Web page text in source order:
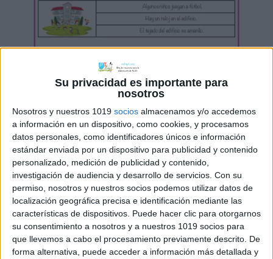
Su privacidad es importante para
nosotros
Nosotros y nuestros 1019 socios almacenamos y/o accedemos
a información en un dispositivo, como cookies, y procesamos
datos personales, como identificadores únicos e información
estándar enviada por un dispositivo para publicidad y contenido
personalizado, medición de publicidad y contenido,
investigación de audiencia y desarrollo de servicios. Con su
permiso, nosotros y nuestros socios podemos utilizar datos de
localización geográfica precisa e identificación mediante las
características de dispositivos. Puede hacer clic para otorgarnos
su consentimiento a nosotros y a nuestros 1019 socios para
que llevemos a cabo el procesamiento previamente descrito. De
forma alternativa, puede acceder a información más detallada y